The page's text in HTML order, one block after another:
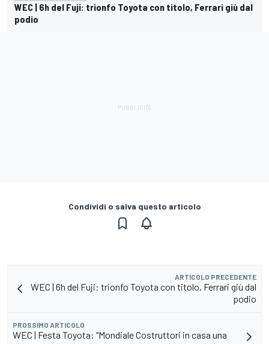
WEC | 6h del Fuji: trionfo Toyota con titolo, Ferrari giù dal
podio
Condividi o salva questo articolo
ARTICOLO PRECEDENTE
WEC | 6h del Fuji: trionfo Toyota con titolo, Ferrari giù dal
podio
PROSSIMO ARTICOLO
WEC | Festa Toyota: "Mondiale Costruttori in casa una